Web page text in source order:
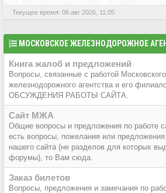
Текущее время: 06 авг 2026, 11:05
МОСКОВСКОЕ ЖЕЛЕЗНОДОРОЖНОЕ
Книга жалоб и предложений
Вопросы, связанные с работой Московского
железнодорожного агентства и его
ОБСУЖДЕНИЯ РАБОТЫ САЙТА.
Сайт МЖА
Общие вопросы и предложения по работе
есть вопросы, пожелания или предложения
нашего сайта (не разделов для которых
форумы), то Вам сюда.
Заказ билетов
Вопросы, предложения и замечания по